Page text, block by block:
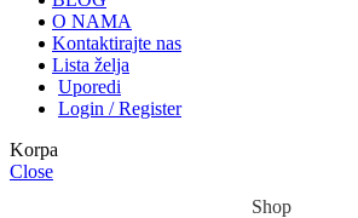
O NAMA
Kontaktirajte nas
Lista želja
Uporedi
Login / Register
Korpa
Close
Shop